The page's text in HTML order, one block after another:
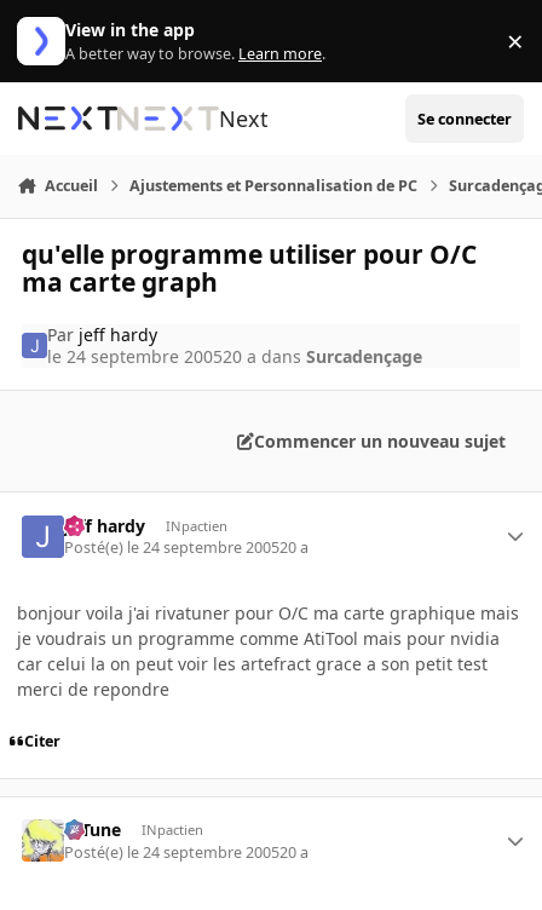
Aller au contenu
View in the app
A better way to browse. Learn more. ×
Next Se connecter
Accueil Ajustements et Personnalisation de PC
qu'elle programme utiliser pour O/C
ma carte graph
Par jeff hardy
le 24 septembre 200520 a dansSurcadençage
Commencer un nouveau sujet
jeff hardy INpactien
Posté(e) le 24 septembre 200520 a
bonjour voila j'ai rivatuner pour O/C ma carte graphique mais
je voudrais un programme comme AtiTool mais pour nvidia
car celui la on peut voir les artefract grace a son petit test
merci de repondre
Citer
D-Tune INpactien
Posté(e) le 24 septembre 200520 a